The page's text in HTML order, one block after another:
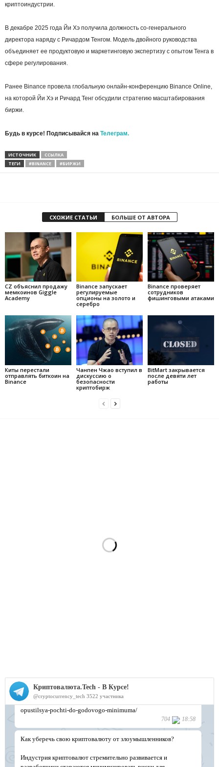
криптоиндустрии.
В декабре 2025 года Йи Хэ получила должность со-генерального
директора наряду с Ричардом Тенгом. Модель двойного руководства
объединяет ее продуктовую и маркетинговую экспертизу с опытом Тенга в
сфере регулирования.
Ранее Binance провела глобальную онлайн-конференцию Binance Online,
на которой Йи Хэ и Ричард Тенг обсудили стратегию масштабирования
биржи.
Будь в курсе! Подписывайся на Телеграм.
ИСТОЧНИК
ССЫЛКА
ТЕГИ
#BINANCE #БИРЖИ
СХОЖИЕ СТАТЬИ БОЛЬШЕ ОТ АВТОРА
CZ объяснил продажу
мемкоинов Giggle
Academy
Binance запускает
регулируемые
опционы на золото и
серебро
Binance проверяет
сотрудников
фишинговыми атаками
Киты перестали
отправлять биткоин на
Binance
Чанпен Чжао вступил в
дискуссию о
безопасности
криптобирж
BitMart закрывается
после девяти лет
работы